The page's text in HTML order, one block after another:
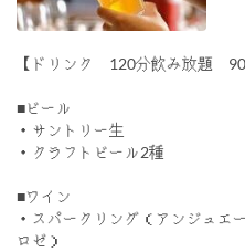
【ドリンク 120分飲み放題 90
■ビール
・サントリー生
・クラフトビール2種
■ワイン
・スパークリング（アンジュエ
ロゼ）